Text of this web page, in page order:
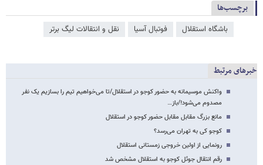
برچسب‌ها
باشگاه استقلال فوتبال آسیا نقل و انتقالات لیگ برتر
خبرهای مرتبط
واکنش موسیمانه به حضور کوجو در استقلال/تا می‌خواهیم تیم را بسازیم یک نفر
مصدوم می‌شود!/باز…
مانع بزرگ مقابل مقابل حضور کوجو در استقلال
کوجو کی به تهران می‌رسد؟
رونمایی از اولین خروجی زمستانی استقلال
رقم انتقال جوئل کوجو به استقلال مشخص شد